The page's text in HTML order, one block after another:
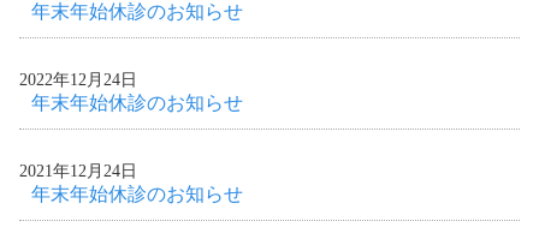
年末年始休診のお知らせ
2022年12月24日
年末年始休診のお知らせ
2021年12月24日
年末年始休診のお知らせ